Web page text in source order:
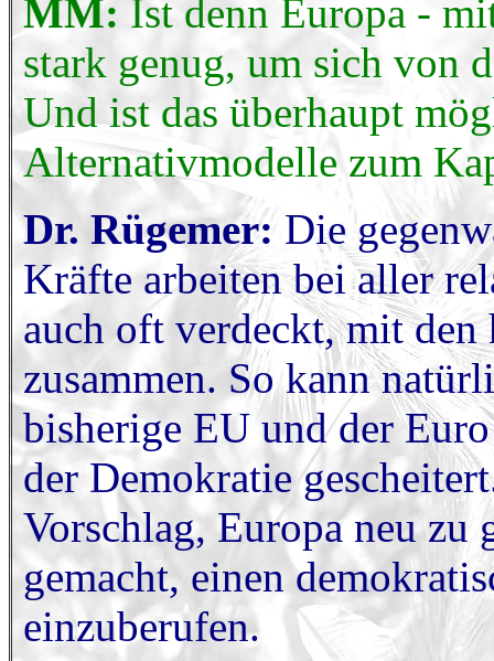
MM: Ist denn Europa -
stark genug, um sich von
Und ist das überhaupt
Alternativmodelle zum
Dr. Rügemer: Die
Kräfte arbeiten bei aller
auch oft verdeckt, mit den
zusammen. So kann
bisherige EU und der
der Demokratie
Vorschlag, Europa neu zu
gemacht, einen
einzuberufen.